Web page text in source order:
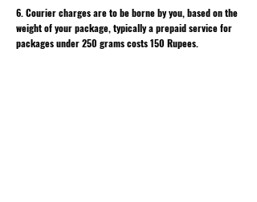
6. Courier charges are to be borne by you, based on the
weight of your package, typically a prepaid service for
packages under 250 grams costs 150 Rupees.